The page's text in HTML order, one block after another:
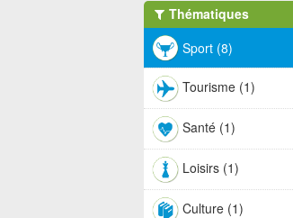
Thématiques
Sport (8)
Tourisme (1)
Santé (1)
Loisirs (1)
Culture (1)